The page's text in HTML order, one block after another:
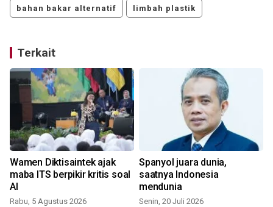
bahan bakar alternatif limbah plastik
Terkait
Wamen Diktisaintek ajak
maba ITS berpikir kritis soal
AI
Rabu, 5 Agustus 2026
Spanyol juara dunia,
saatnya Indonesia
mendunia
Senin, 20 Juli 2026